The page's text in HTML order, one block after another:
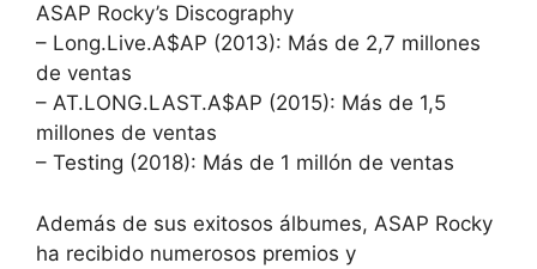
ASAP Rocky’s Discography
– Long.Live.A$AP (2013): Más de 2,7 millones
de ventas
– AT.LONG.LAST.A$AP (2015): Más de 1,5
millones de ventas
– Testing (2018): Más de 1 millón de ventas
Además de sus exitosos álbumes, ASAP Rocky
ha recibido numerosos premios y